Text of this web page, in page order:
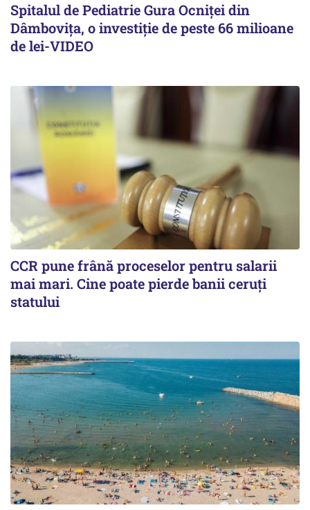
Spitalul de Pediatrie Gura Ocniței din
Dâmbovița, o investiție de peste 66 milioane
de lei-VIDEO
CCR pune frână proceselor pentru salarii
mai mari. Cine poate pierde banii ceruți
statului